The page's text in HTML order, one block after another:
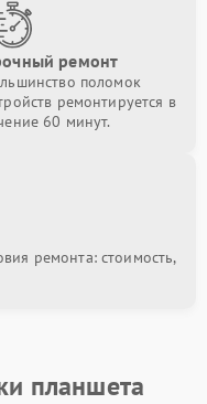
ремонт
поломок
ремонтируется в
60 минут.
ремонта: стоимость,
планшета